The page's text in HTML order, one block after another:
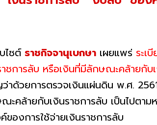
ไซต์ ราชกิจจานุเบกษา เผยแพร่ ระเ
าชการลับ หรือเงินที่มีลักษณะคล้ายกั
าด้วยการตรวจเงินแผ่นดิน พ.ศ.
ะคล้ายกับเงินราชการลับ เป็นไปต
ของการใช้จ่ายเงินราชการลับ